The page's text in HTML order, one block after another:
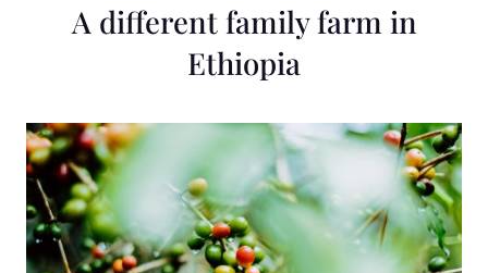
A different family farm in
Ethiopia